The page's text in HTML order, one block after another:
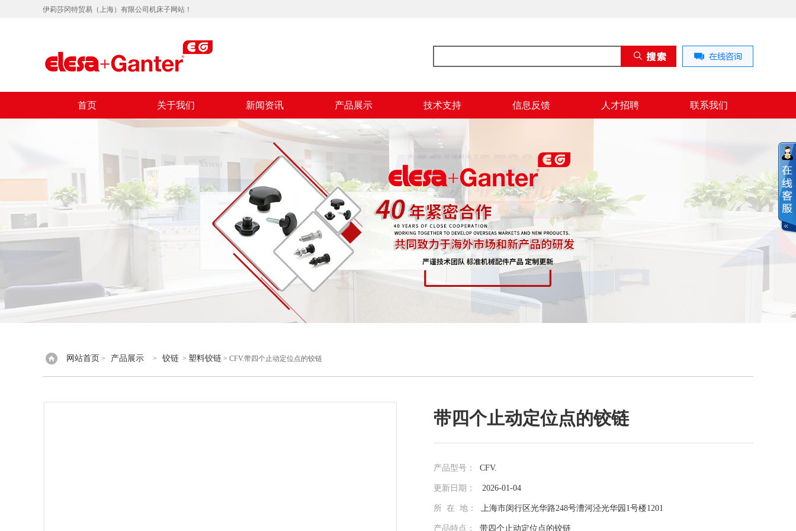
伊莉莎冈特贸易（上海）有限公司机床子网站！
首页 关于我们 新闻资讯 产品展示 技术支持 信息反馈 人才招聘 联系我们
网站首页 > 产品展示 > 铰链 > 塑料铰链 > CFV.带四个止动定位点的铰链
带四个止动定位点的铰链
产品型号： CFV.
更新日期： 2026-01-04
所 在 地： 上海市闵行区光华路248号漕河泾光华园1号楼1201
产品特点： 带四个止动定位点的铰链